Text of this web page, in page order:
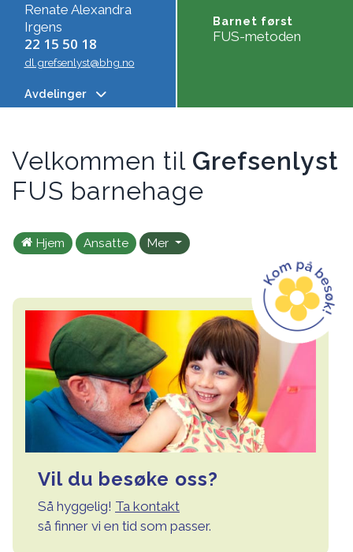
Renate Alexandra
Irgens
22 15 50 18
dl.grefsenlyst@bhg.no
Avdelinger
Barnet først
FUS-metoden
Velkommen til Grefsenlyst
FUS barnehage
Hjem Ansatte Mer
Vil du besøke oss?
Så hyggelig! Ta kontakt
så finner vi en tid som passer.